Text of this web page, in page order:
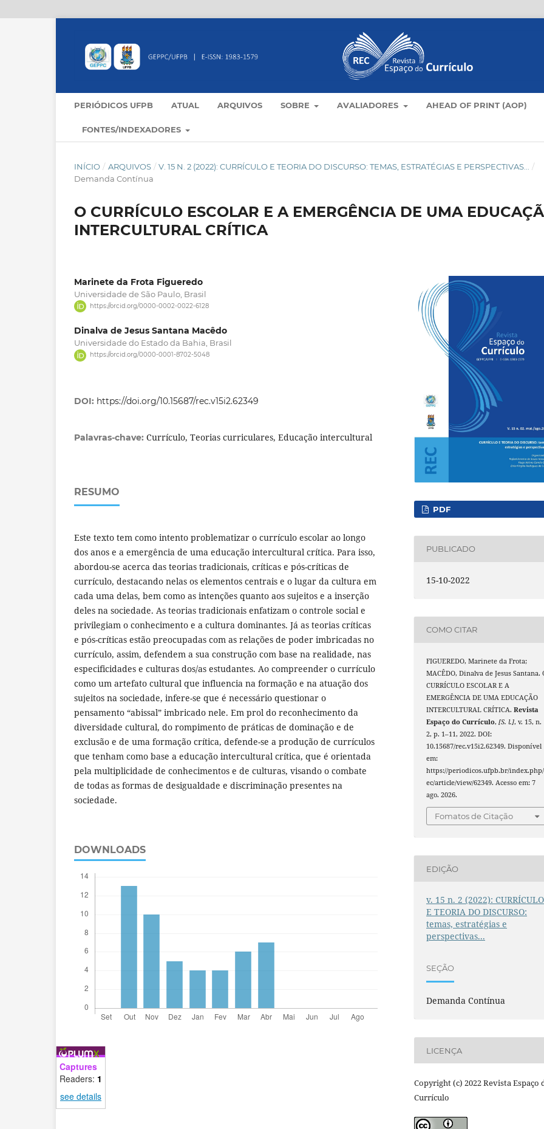
PERIÓDICOS UFPB ATUAL ARQUIVOS SOBRE AVALIADORES AHEAD OF PRINT (AOP)
FONTES/INDEXADORES
INÍCIO / ARQUIVOS / V. 15 N. 2 (2022): CURRÍCULO E TEORIA DO DISCURSO: TEMAS, ESTRATÉGIAS E PERSPECTIVAS...
/
Demanda Contínua
O CURRÍCULO ESCOLAR E A EMERGÊNCIA DE UMA
INTERCULTURAL CRÍTICA
Marinete da Frota Figueredo
Universidade de São Paulo, Brasil
https://orcid.org/0000-0002-0022-6128
Dinalva de Jesus Santana Macêdo
Universidade do Estado da Bahia, Brasil
https://orcid.org/0000-0001-8702-5048
DOI: https://doi.org/10.15687/rec.v15i2.62349
Palavras-chave: Currículo, Teorias curriculares, Educação intercultural
RESUMO
Este texto tem como intento problematizar o currículo escolar ao longo
dos anos e a emergência de uma educação intercultural crítica. Para isso,
abordou-se acerca das teorias tradicionais, críticas e pós-críticas de
currículo, destacando nelas os elementos centrais e o lugar da cultura em
cada uma delas, bem como as intenções quanto aos sujeitos e a inserção
deles na sociedade. As teorias tradicionais enfatizam o controle social e
privilegiam o conhecimento e a cultura dominantes. Já as teorias críticas
e pós-críticas estão preocupadas com as relações de poder imbricadas no
currículo, assim, defendem a sua construção com base na realidade, nas
especificidades e culturas dos/as estudantes. Ao compreender o currículo
como um artefato cultural que influencia na formação e na atuação dos
sujeitos na sociedade, infere-se que é necessário questionar o
pensamento “abissal” imbricado nele. Em prol do reconhecimento da
diversidade cultural, do rompimento de práticas de dominação e de
exclusão e de uma formação crítica, defende-se a produção de currículos
que tenham como base a educação intercultural crítica, que é orientada
pela multiplicidade de conhecimentos e de culturas, visando o combate
de todas as formas de desigualdade e discriminação presentes na
sociedade.
DOWNLOADS
Captures
Readers: 1
see details
PDF
PUBLICADO
15-10-2022
COMO CITAR
FIGUEREDO, Marinete da Frota;
MACÊDO, Dinalva de Jesus Santana.
CURRÍCULO ESCOLAR E A
EMERGÊNCIA DE UMA EDUCAÇÃO
INTERCULTURAL CRÍTICA.Revista
Espaço do Currículo,[S. l.], v. 15, n.
2, p. 1–11, 2022. DOI:
10.15687/rec.v15i2.62349. Disponível
em:
https://periodicos.ufpb.br/
ec/article/view/62349. Acesso em: 7
ago. 2026.
Fomatos de Citação
EDIÇÃO
v. 15 n. 2 (2022): CURRÍCULO
E TEORIA DO DISCURSO:
temas, estratégias e
perspectivas...
SEÇÃO
Demanda Contínua
LICENÇA
Copyright (c) 2022 Revista Espaço
Currículo